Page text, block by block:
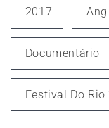
2017
Documentário
Festival Do Rio